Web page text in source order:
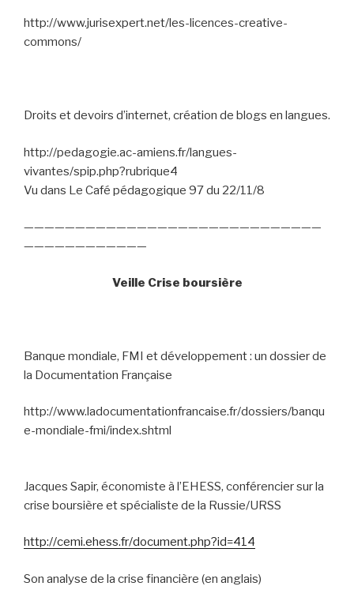
http://www.jurisexpert.net/les-licences-creative-
commons/
Droits et devoirs d’internet, création de blogs en langues.
http://pedagogie.ac-amiens.fr/langues-
vivantes/spip.php?rubrique4
Vu dans Le Café pédagogique 97 du 22/11/8
—————————————————————————————
————————————
Veille Crise boursière
Banque mondiale, FMI et développement : un dossier de
la Documentation Française
http://www.ladocumentationfrancaise.fr/dossiers/banqu
e-mondiale-fmi/index.shtml
Jacques Sapir, économiste à l’EHESS, conférencier sur la
crise boursière et spécialiste de la Russie/URSS
http://cemi.ehess.fr/document.php?id=414
Son analyse de la crise financière (en anglais)